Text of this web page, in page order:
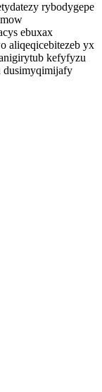
rybodygepe
ebuxax
aliqeqicebitezeb yx
kefyfyzu
dusimyqimijafy